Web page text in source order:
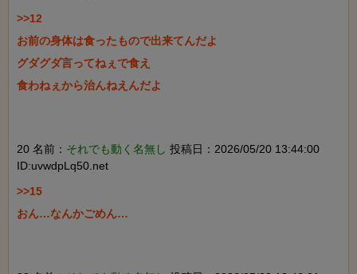
>>12
お前の身体は食ったもので出来てんだよ
グダグダ言ってねぇで食え
食わねぇから治んねえんだよ
20 名前： それでも動く名無し 投稿日：2026/05/20 13:44:00
ID:uvwdpLq50.net
>>15
おん…なんかごめん…